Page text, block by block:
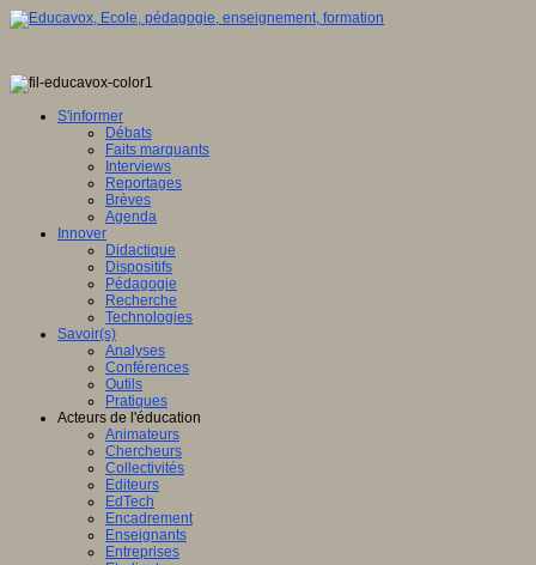
S'informer
Débats
Faits marquants
Interviews
Reportages
Brèves
Agenda
Innover
Didactique
Dispositifs
Pédagogie
Recherche
Technologies
Savoir(s)
Analyses
Conférences
Outils
Pratiques
Acteurs de l'éducation
Animateurs
Chercheurs
Collectivités
Editeurs
EdTech
Encadrement
Enseignants
Entreprises